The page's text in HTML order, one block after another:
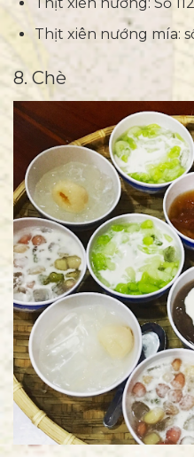
Thịt xiên nướng mía:
8. Chè